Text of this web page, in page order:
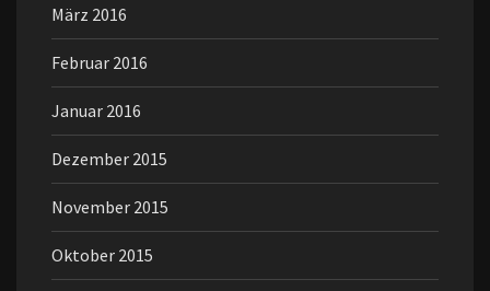
März 2016
Februar 2016
Januar 2016
Dezember 2015
November 2015
Oktober 2015